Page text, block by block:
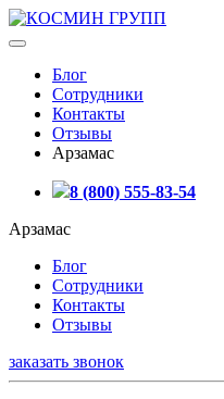
Блог
Сотрудники
Контакты
Отзывы
Арзамас
8 (800) 555-83-54
Арзамас
Блог
Сотрудники
Контакты
Отзывы
заказать звонок